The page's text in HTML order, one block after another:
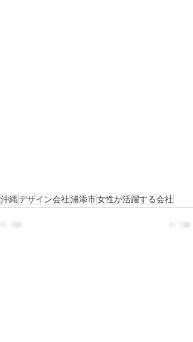
沖縄デザイン会社浦添市女性が活躍する会社